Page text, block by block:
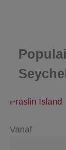
Praslin Island
Vanaf